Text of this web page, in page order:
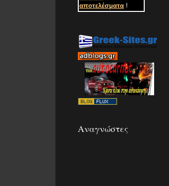
αποτελέσματα !
Αναγνώστες